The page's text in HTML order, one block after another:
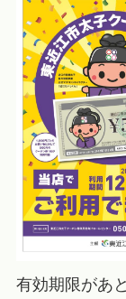
有効期限があ